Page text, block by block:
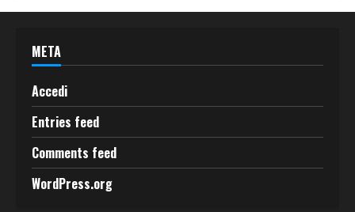
META
Accedi
Entries feed
Comments feed
WordPress.org